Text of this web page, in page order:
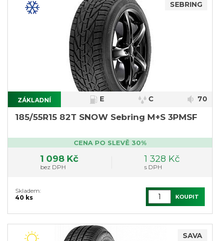
SEBRING
ZÁKLADNÍ E C 70
185/55R15 82T SNOW Sebring M+S 3PMSF
CENA PO SLEVĚ 30%
1 098 Kč
bez DPH
1 328 Kč
s DPH
Skladem:
40 ks
KOUPIT
SAVA